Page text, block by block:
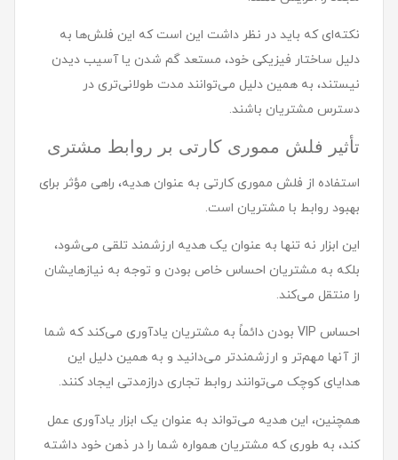
نکته‌ای که باید در نظر داشت این است که این فلش‌ها به
دلیل ساختار فیزیکی خود، مستعد گم شدن یا آسیب دیدن
نیستند، به همین دلیل می‌توانند مدت طولانی‌تری در
دسترس مشتریان باشند.
تأثیر فلش مموری کارتی بر روابط مشتری
استفاده از فلش مموری کارتی به عنوان هدیه، راهی مؤثر برای
بهبود روابط با مشتریان است.
این ابزار نه تنها به عنوان یک هدیه ارزشمند تلقی می‌شود،
بلکه به مشتریان احساس خاص بودن و توجه به نیازهایشان
را منتقل می‌کند.
احساس VIP بودن دائماً به مشتریان یادآوری می‌کند که شما
از آنها مهم‌تر و ارزشمندتر می‌دانید و به همین دلیل این
هدایای کوچک می‌توانند روابط تجاری درازمدتی ایجاد کنند.
همچنین، این هدیه می‌تواند به عنوان یک ابزار یادآوری عمل
کند، به طوری که مشتریان همواره شما را در ذهن خود داشته